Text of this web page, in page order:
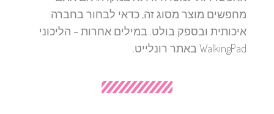
מחפשים מוצר מסוג זה, כדאי לבחור בחברה
איכותית ובספק בולט. במילים אחרות – הליכוני
WalkingPad באתר רונלייט.